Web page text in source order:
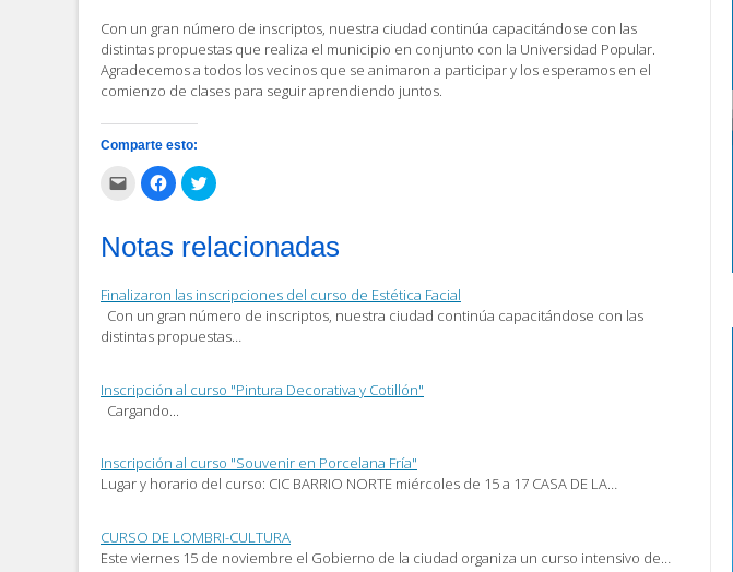
Con un gran número de inscriptos, nuestra ciudad continúa capacitándose con las
distintas propuestas que realiza el municipio en conjunto con la Universidad Popular.
Agradecemos a todos los vecinos que se animaron a participar y los esperamos en el
comienzo de clases para seguir aprendiendo juntos.
Comparte esto:
Haz
clic
para
correo
electrónico
amigo
(Se
abre
en
Haz
clic
para
Facebook
(Se
una
ventana
nueva)
Haz
clic
en
Twitter
(Se
una
ventana
nueva)
Notas relacionadas
Finalizaron las inscripciones del curso de Estética Facial
Con un gran número de inscriptos, nuestra ciudad continúa capacitándose con las
distintas propuestas…
Inscripción al curso "Pintura Decorativa y Cotillón"
Cargando...
Inscripción al curso "Souvenir en Porcelana Fría"
Lugar y horario del curso: CIC BARRIO NORTE miércoles de 15 a 17 CASA DE LA…
CURSO DE LOMBRI-CULTURA
Este viernes 15 de noviembre el Gobierno de la ciudad organiza un curso intensivo de…